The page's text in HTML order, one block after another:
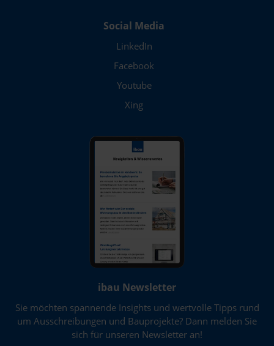
Social Media
LinkedIn
Facebook
Youtube
Xing
ibau Newsletter
Sie möchten spannende Insights und wertvolle Tipps rund
um Ausschreibungen und Bauprojekte? Dann melden Sie
sich für unseren Newsletter an!